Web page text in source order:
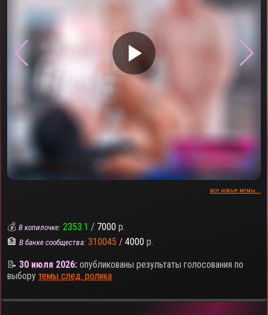
▶
все новые мемы...
💰В копилочке: 2353.1 / 7000 р.
🏦В банке сообщества: 310045 / 4000 р.
📝30 июля 2026: опубликованы результаты голосования по
выборутемы след. ролика